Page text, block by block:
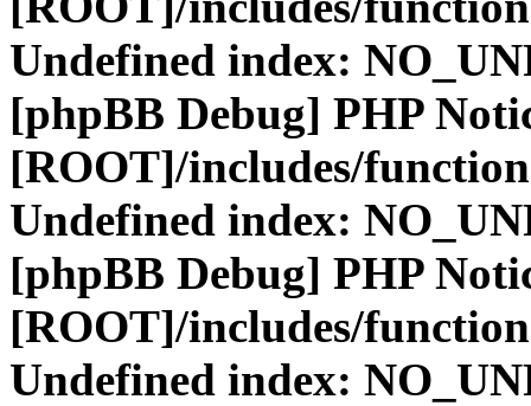
Undefined index:
[phpBB Debug] PHP
[ROOT]/includes/
Undefined index:
[phpBB Debug] PHP
[ROOT]/includes/
Undefined index: